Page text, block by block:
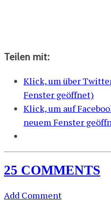
Teilen mit:
Klick, um über
Fenster geöffnet)
Klick, um auf
neuem Fenster
25 COMMENTS
Add Comment